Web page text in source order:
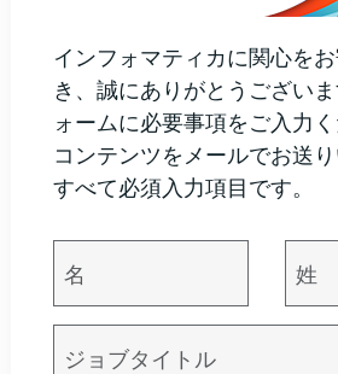
インフォマティカに関心を
き、誠にありがとうござい
ォームに必要事項をご入力
コンテンツをメールでお送り
すべて必須入力項目です。